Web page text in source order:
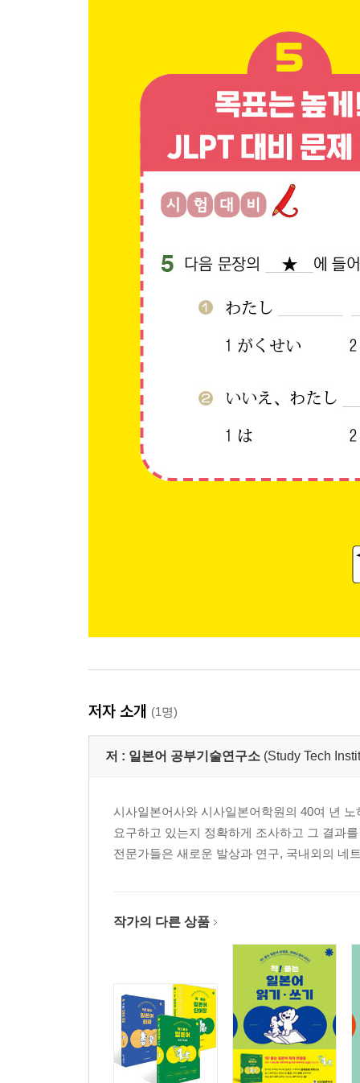
저자 소개 (1명)
저 : 일본어 공부기술연구소 (Study Tech
시사일본어사와 시사일본어학원의 40여 년
요구하고 있는지 정확하게 조사하고 그 결과
전문가들은 새로운 발상과 연구, 국내외의 네
작가의 다른 상품